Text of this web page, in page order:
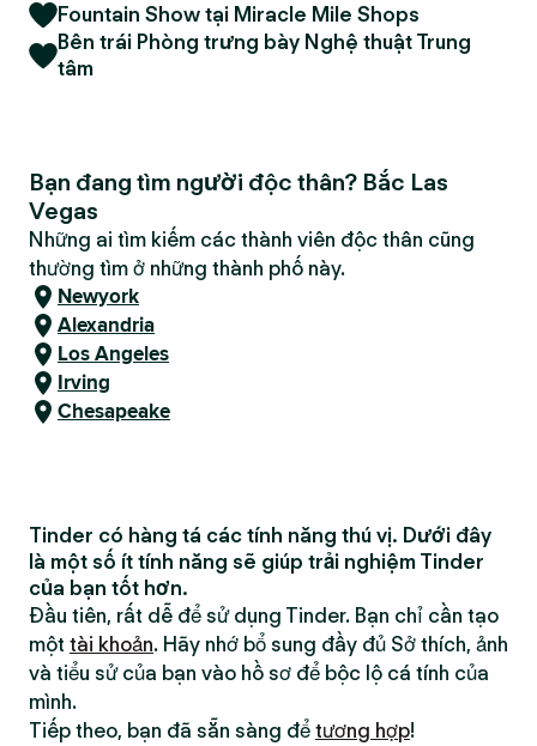
Fountain Show tại Miracle Mile Shops
Bên trái Phòng trưng bày Nghệ thuật Trung
tâm
Bạn đang tìm người độc thân? Bắc Las
Vegas
Những ai tìm kiếm các thành viên độc thân cũng
thường tìm ở những thành phố này.
Newyork
Alexandria
Los Angeles
Irving
Chesapeake
Tinder có hàng tá các tính năng thú vị. Dưới đây
là một số ít tính năng sẽ giúp trải nghiệm Tinder
của bạn tốt hơn.
Đầu tiên, rất dễ để sử dụng Tinder. Bạn chỉ cần tạo
một tài khoản. Hãy nhớ bổ sung đầy đủ Sở thích, ảnh
và tiểu sử của bạn vào hồ sơ để bộc lộ cá tính của
mình.
Tiếp theo, bạn đã sẵn sàng để tương hợp!